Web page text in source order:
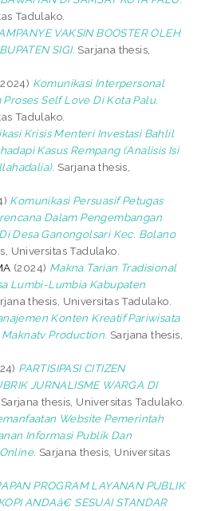
Tadulako.
VAKSIN BOOSTER OLEH
SIGI. Sarjana thesis,
Komunikasi Interpersonal
Self Love Di Kota Palu.
Tadulako.
Krisis Menteri Investasi Bahlil
Kasus Rempang (Analisis Isi
Sarjana thesis,
Komunikasi Persuasif Petugas
Dalam Pengembangan
Desa Ganongolsari Kec. Bolano
Universitas Tadulako.
(2024) Makna Tarian Tradisional
Lumbi-Lumbia Kabupaten
thesis, Universitas Tadulako.
Konten Kreatif Pariwisata
Production. Sarjana thesis,
PARTISIPASI CITIZEN
JURNALISME WARGA DI
Sarjana thesis, Universitas Tadulako.
Website Pemerintah
Informasi Publik Dan
Sarjana thesis, Universitas
PROGRAM LAYANAN PUBLIK
ANDAâ€ SESUAI STANDAR